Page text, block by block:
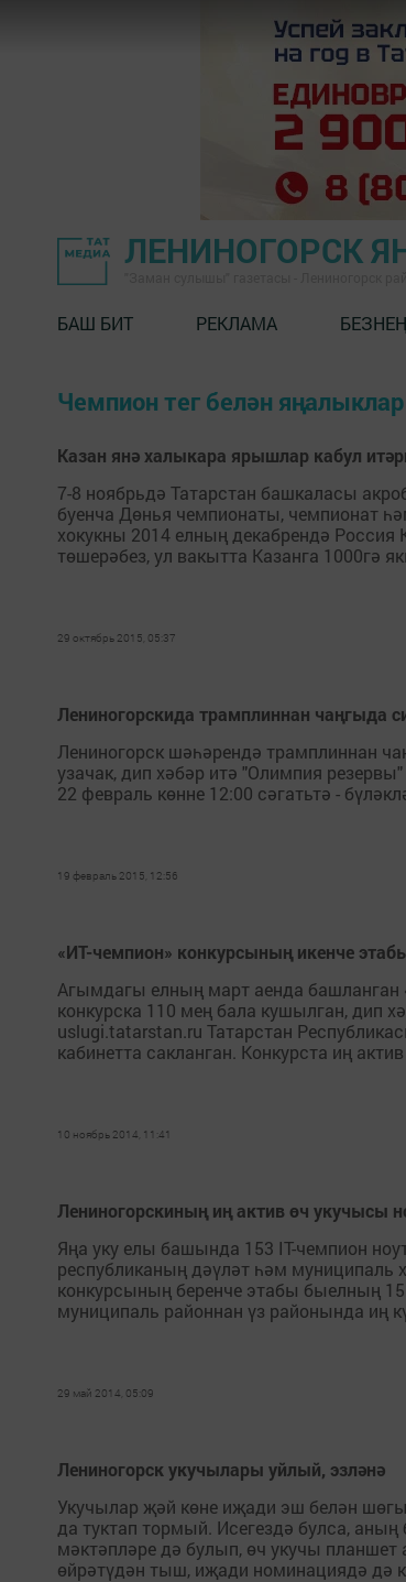
ЛЕНИНОГОРСК
БАШ БИТ РЕКЛАМА
Чемпион тег белән яңалыклар
Казан янә халыкара ярышлар кабул
7-8 ноябрьдә Татарстан башкаласы
буенча Дөнья чемпионаты, чемпионат
хокукны 2014 елның декабрендә
төшерәбез, ул вакытта Казанга 1000гә
29 октябрь 2015, 05:37
Лениногорскида трамплиннан чаңгыда
Лениногорск шәһәрендә трамплиннан
узачак, дип хәбәр итә "Олимпия
22 февраль көнне 12:00 сәгатьтә -
19 февраль 2015, 12:56
«ИТ-чемпион» конкурсының икенче
Агымдагы елның март аенда башланган
конкурска 110 мең бала кушылган, дип
uslugi.tatarstan.ru Татарстан
кабинетта сакланган. Конкурста иң
10 ноябрь 2014, 11:41
Лениногорскиның иң актив өч укучысы
Яңа уку елы башында 153 IT-чемпион
республиканың дәүләт һәм муниципаль
конкурсының беренче этабы быелның
муниципаль районнан үз районында иң
29 май 2014, 05:09
Лениногорск укучылары уйлый, эзләнә
Укучылар җәй көне иҗади эш белән
да туктап тормый. Исегездә булса,
мәктәпләре дә булып, өч укучы планшет
өйрәтүдән тыш, иҗади номинациядә дә